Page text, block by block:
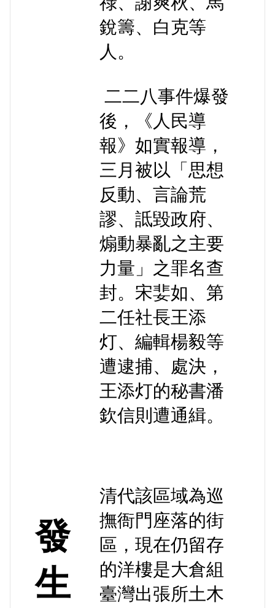
銳籌、白克等
人。
二二八事件爆發
後，《人民導
報》如實報導，
三月被以「思想
反動、言論荒
謬、詆毀政府、
煽動暴亂之主要
力量」之罪名查
封。宋婓如、第
二任社長王添
灯、編輯楊毅等
遭逮捕、處決，
王添灯的秘書潘
欽信則遭通緝。
發
生
清代該區域為巡
撫衙門座落的街
區，現在仍留存
的洋樓是大倉組
臺灣出張所土木